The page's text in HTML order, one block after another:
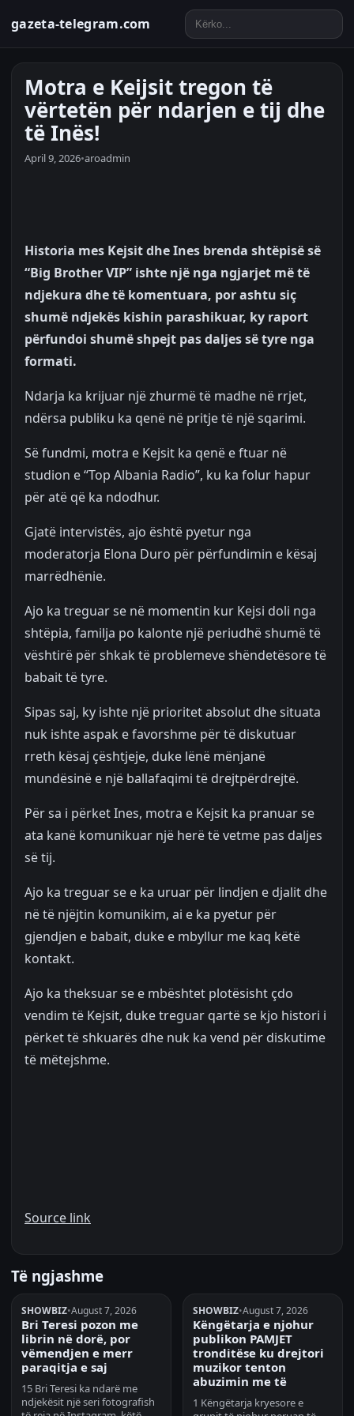
gazeta-telegram.com
Motra e Keijsit tregon të
vërtetën për ndarjen e tij dhe
të Inës!
April 9, 2026•aroadmin
Historia mes Kejsit dhe Ines brenda shtëpisë së
“Big Brother VIP” ishte një nga ngjarjet më të
ndjekura dhe të komentuara, por ashtu siç
shumë ndjekës kishin parashikuar, ky raport
përfundoi shumë shpejt pas daljes së tyre nga
formati.
Ndarja ka krijuar një zhurmë të madhe në rrjet,
ndërsa publiku ka qenë në pritje të një sqarimi.
Së fundmi, motra e Kejsit ka qenë e ftuar në
studion e “Top Albania Radio”, ku ka folur hapur
për atë që ka ndodhur.
Gjatë intervistës, ajo është pyetur nga
moderatorja Elona Duro për përfundimin e kësaj
marrëdhënie.
Ajo ka treguar se në momentin kur Kejsi doli nga
shtëpia, familja po kalonte një periudhë shumë të
vështirë për shkak të problemeve shëndetësore të
babait të tyre.
Sipas saj, ky ishte një prioritet absolut dhe situata
nuk ishte aspak e favorshme për të diskutuar
rreth kësaj çështjeje, duke lënë mënjanë
mundësinë e një ballafaqimi të drejtpërdrejtë.
Për sa i përket Ines, motra e Kejsit ka pranuar se
ata kanë komunikuar një herë të vetme pas daljes
së tij.
Ajo ka treguar se e ka uruar për lindjen e djalit dhe
në të njëjtin komunikim, ai e ka pyetur për
gjendjen e babait, duke e mbyllur me kaq këtë
kontakt.
Ajo ka theksuar se e mbështet plotësisht çdo
vendim të Kejsit, duke treguar qartë se kjo histori i
përket të shkuarës dhe nuk ka vend për diskutime
të mëtejshme.
Source link
Të ngjashme
SHOWBIZ•August 7, 2026
Bri Teresi pozon me
librin në dorë, por
vëmendjen e merr
paraqitja e saj
15 Bri Teresi ka ndarë me
ndjekësit një seri fotografish
SHOWBIZ•August 7, 2026
Këngëtarja e njohur
publikon PAMJET
tronditëse ku drejtori
muzikor tenton
abuzimin me të
1 Këngëtarja kryesore e